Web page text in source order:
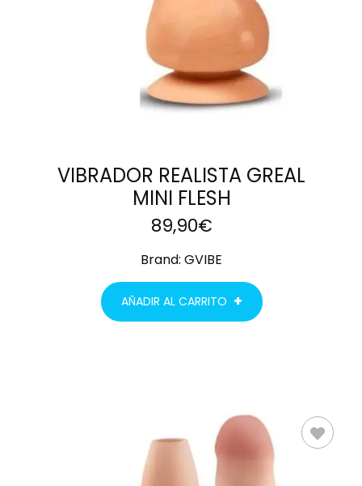
VIBRADOR REALISTA GREAL
MINI FLESH
89,90€
Brand: GVIBE
AÑADIR AL CARRITO